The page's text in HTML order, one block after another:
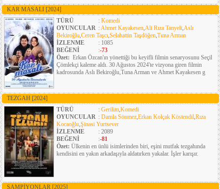
KAR MASALI [2024]
TÜRÜ
: Komedi
OYUNCULAR :Ahmet Kayakesen,Ali Rıza Tanyeli,Aslı
Bekiroğlu,Ceren Taşcı,Selahattin Taşdöğen,Tuna Arman
İZLENME
: 1085
BEĞENİ
:-73
Özet: Erkan Özcan'ın yönettiği bu keyifli filmin senaryosunu Seçil
Çömlekçi kaleme aldı. 30 Ağustos 2024'te vizyona giren filmin
kadrosunda Aslı Bekiroğlu,Tuna Arman ve Ahmet Kayakesen g
TEZGAH [2024]
TÜRÜ
: Gerilim,Komedi
OYUNCULAR : Damla Sönmez,Erkan Kolçak Köstendil,Rıza
Kocaoğlu,Şinasi Yurtsever
İZLENME
: 2089
BEĞENİ
:-81
Özet: Ülkenin en ünlü isimlerinden biri, eşini mutfak tezgahında
kendisini en yakın arkadaşıyla aldatırken yakalar. İşler karışır.
ŞAMPİYONLAR [2025]